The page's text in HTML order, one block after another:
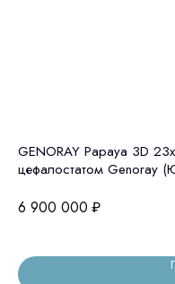
GENORAY Papaya 3D
цефалостатом Genoray
6 900 000 ₽